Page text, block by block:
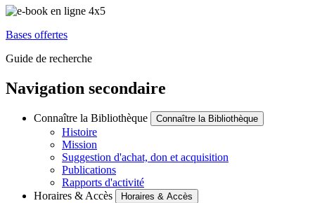
Bases offertes
Guide de recherche
Navigation secondaire
Connaître la Bibliothèque Connaître la Bibliothèque
Histoire
Mission
Suggestion d'achat, don et acquisition
Publications
Rapports d'activité
Horaires & Accès
Horaires & Accès